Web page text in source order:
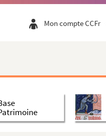
Mon compte CCFr